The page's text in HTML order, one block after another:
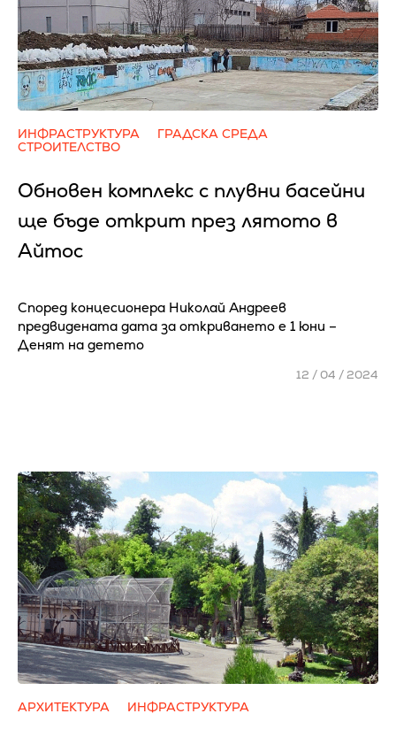
ИНФРАСТРУКТУРА
ГРАДСКА СРЕДА
СТРОИТЕЛСТВО
Обновен комплекс с плувни басейни
ще бъде открит през лятото в
Айтос
Според концесионера Николай Андреев
предвидената дата за откриването е 1 юни –
Денят на детето
12 / 04 / 2024
АРХИТЕКТУРА ИНФРАСТРУКТУРА